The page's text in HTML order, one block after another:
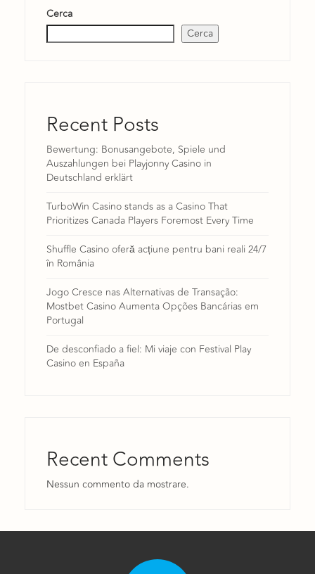
Cerca
Cerca
Recent Posts
Bewertung: Bonusangebote, Spiele und
Auszahlungen bei Playjonny Casino in
Deutschland erklärt
TurboWin Casino stands as a Casino That
Prioritizes Canada Players Foremost Every Time
Shuffle Casino oferă acțiune pentru bani reali 24/7
în România
Jogo Cresce nas Alternativas de Transação:
Mostbet Casino Aumenta Opções Bancárias em
Portugal
De desconfiado a fiel: Mi viaje con Festival Play
Casino en España
Recent Comments
Nessun commento da mostrare.